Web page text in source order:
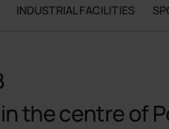
INDUSTRIAL FACILITIES
the centre of